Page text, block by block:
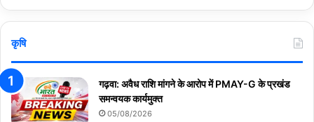
कृषि
गढ़वा: अवैध राशि मांगने के आरोप में PMAY-G के प्रखंड
समन्वयक कार्यमुक्त
05/08/2026